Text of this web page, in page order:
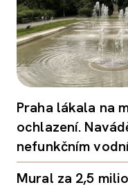
Praha lákala na
ochlazení.
nefunkčním
Mural za 2,5